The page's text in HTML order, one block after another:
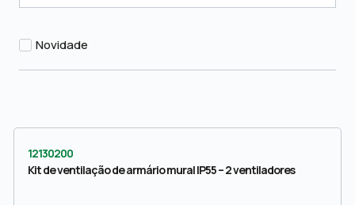
Novidade
12130200
Kit de ventilação de armário mural IP55 – 2 ventiladores